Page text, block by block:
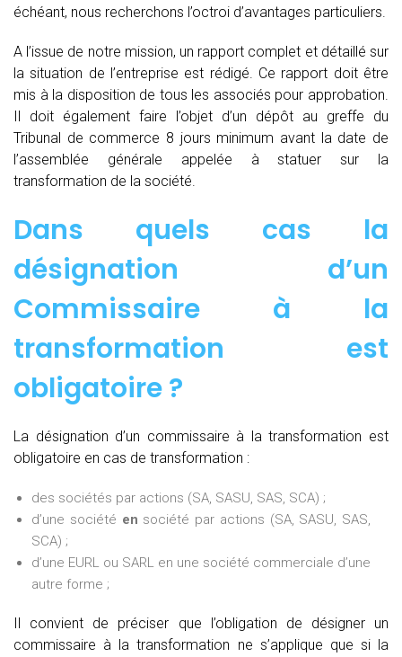
échéant, nous recherchons l’octroi d’avantages particuliers.
A l’issue de notre mission, un rapport complet et détaillé sur
la situation de l’entreprise est rédigé. Ce rapport doit être
mis à la disposition de tous les associés pour approbation.
Il doit également faire l’objet d’un dépôt au greffe du
Tribunal de commerce 8 jours minimum avant la date de
l’assemblée générale appelée à statuer sur la
transformation de la société.
Dans quels cas la
désignation d’un
Commissaire à la
transformation est
obligatoire ?
La désignation d’un commissaire à la transformation est
obligatoire en cas de transformation :
des sociétés par actions (SA, SASU, SAS, SCA) ;
d’une société en société par actions (SA, SASU, SAS,
SCA) ;
d’une EURL ou SARL en une société commerciale d’une
autre forme ;
Il convient de préciser que l’obligation de désigner un
commissaire à la transformation ne s’applique que si la